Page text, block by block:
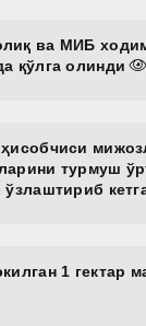
ва МИБ
қўлга олинди
турмуш
ўзлаштириб
1 гектар